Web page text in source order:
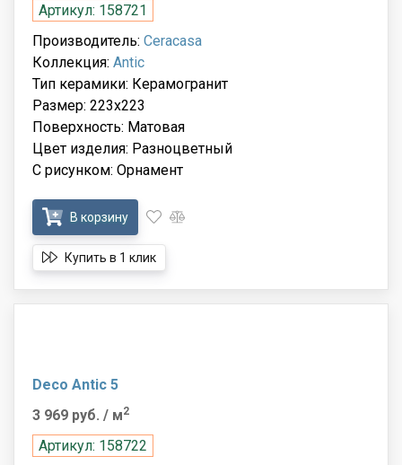
Артикул: 158721
Производитель: Ceracasa
Коллекция: Antic
Тип керамики: Керамогранит
Размер: 223x223
Поверхность: Матовая
Цвет изделия: Разноцветный
С рисунком: Орнамент
В корзину
Купить в 1 клик
Deco Antic 5
3 969 руб. / м2
Артикул: 158722